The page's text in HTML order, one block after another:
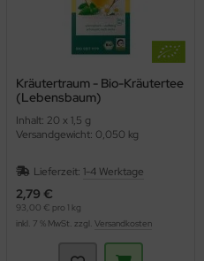
Kräutertraum - Bio-Kräutertee
(Lebensbaum)
Inhalt: 20 x 1,5 g
Versandgewicht: 0,050 kg
Lieferzeit: 1-4 Werktage
2,79 €
93,00 € pro 1 kg
inkl. 7 % MwSt. zzgl. Versandkosten